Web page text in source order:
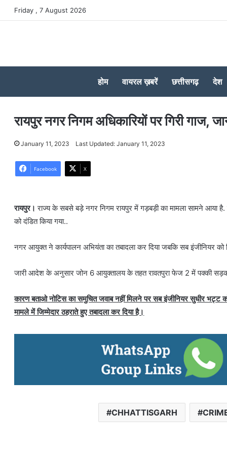
Friday , 7 August 2026
होम वायरल ख़बरें छत्तीसगढ़ देश
रायपुर नगर निगम अधिकारियों पर गिरी
January 11, 2023 Last Updated: January 11, 2023
Facebook X
रायपुर। राज्य के सबसे बड़े नगर निगम रायपुर में गड़बड़ी का मामला सामने आया है.
को दंडित किया गया..
नगर आयुक्त ने कार्यपालन अभियंता का तबादला कर दिया जबकि सब इंजीनियर
जारी आदेश के अनुसार जोन 6 आयुक्तालय के तहत रावतपुरा फेज 2 में पक्की सड़क व
कारण बताओ नोटिस का समुचित जवाब नहीं मिलने पर सब इंजीनियर सुधीर भट्ट को
मामले में जिम्मेदार ठहराते हुए तबादला कर दिया है।
CHHATTISGARH